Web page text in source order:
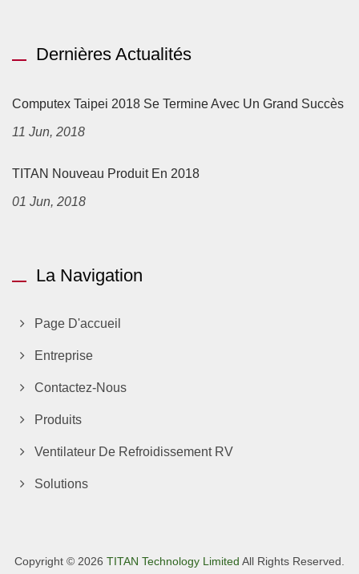
Dernières Actualités
Computex Taipei 2018 Se Termine Avec Un Grand Succès
11 Jun, 2018
TITAN Nouveau Produit En 2018
01 Jun, 2018
La Navigation
Page D'accueil
Entreprise
Contactez-Nous
Produits
Ventilateur De Refroidissement RV
Solutions
Copyright © 2026 TITAN Technology Limited All Rights Reserved.